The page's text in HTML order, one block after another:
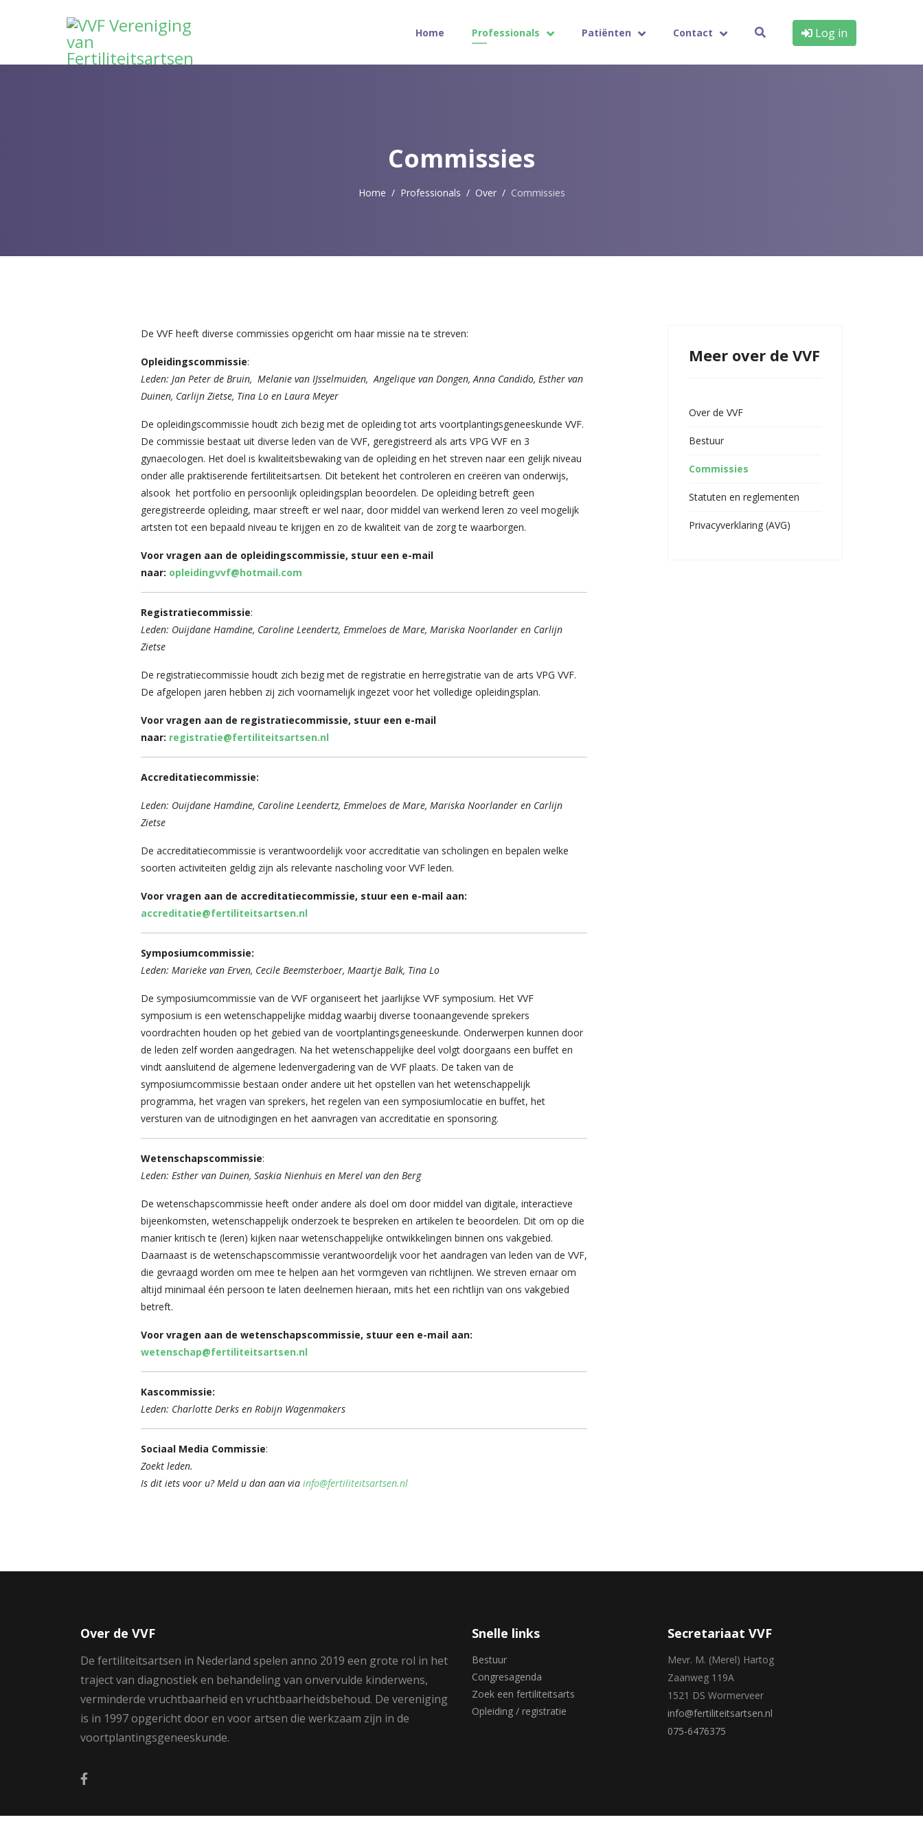
Log in
Home Professionals Patiënten Contact
Commissies
Home Professionals Over Commissies
De VVF heeft diverse commissies opgericht om haar missie na te streven:
Opleidingscommissie:
Leden: Jan Peter de Bruin, Melanie van IJsselmuiden, Angelique van Dongen, Anna Candido, Esther van
Duinen, Carlijn Zietse, Tina Lo en Laura Meyer
De opleidingscommissie houdt zich bezig met de opleiding tot arts voortplantingsgeneeskunde VVF.
De commissie bestaat uit diverse leden van de VVF, geregistreerd als arts VPG VVF en 3
gynaecologen. Het doel is kwaliteitsbewaking van de opleiding en het streven naar een gelijk niveau
onder alle praktiserende fertiliteitsartsen. Dit betekent het controleren en creëren van onderwijs,
alsook het portfolio en persoonlijk opleidingsplan beoordelen. De opleiding betreft geen
geregistreerde opleiding, maar streeft er wel naar, door middel van werkend leren zo veel mogelijk
artsten tot een bepaald niveau te krijgen en zo de kwaliteit van de zorg te waarborgen.
Voor vragen aan de opleidingscommissie, stuur een e-mail
naar: opleidingvvf@hotmail.com
Registratiecommissie:
Leden: Ouijdane Hamdine, Caroline Leendertz, Emmeloes de Mare, Mariska Noorlander en Carlijn
Zietse
De registratiecommissie houdt zich bezig met de registratie en herregistratie van de arts VPG VVF.
De afgelopen jaren hebben zij zich voornamelijk ingezet voor het volledige opleidingsplan.
Voor vragen aan de registratiecommissie, stuur een e-mail
naar: registratie@fertiliteitsartsen.nl
Accreditatiecommissie:
Leden: Ouijdane Hamdine, Caroline Leendertz, Emmeloes de Mare, Mariska Noorlander en Carlijn
Zietse
De accreditatiecommissie is verantwoordelijk voor accreditatie van scholingen en bepalen welke
soorten activiteiten geldig zijn als relevante nascholing voor VVF leden.
Voor vragen aan de accreditatiecommissie, stuur een e-mail aan:
accreditatie@fertiliteitsartsen.nl
Symposiumcommissie:
Leden: Marieke van Erven, Cecile Beemsterboer, Maartje Balk, Tina Lo
De symposiumcommissie van de VVF organiseert het jaarlijkse VVF symposium. Het VVF
symposium is een wetenschappelijke middag waarbij diverse toonaangevende sprekers
voordrachten houden op het gebied van de voortplantingsgeneeskunde. Onderwerpen kunnen door
de leden zelf worden aangedragen. Na het wetenschappelijke deel volgt doorgaans een buffet en
vindt aansluitend de algemene ledenvergadering van de VVF plaats. De taken van de
symposiumcommissie bestaan onder andere uit het opstellen van het wetenschappelijk
programma, het vragen van sprekers, het regelen van een symposiumlocatie en buffet, het
versturen van de uitnodigingen en het aanvragen van accreditatie en sponsoring.
Wetenschapscommissie:
Leden: Esther van Duinen, Saskia Nienhuis en Merel van den Berg
De wetenschapscommissie heeft onder andere als doel om door middel van digitale, interactieve
bijeenkomsten, wetenschappelijk onderzoek te bespreken en artikelen te beoordelen. Dit om op die
manier kritisch te (leren) kijken naar wetenschappelijke ontwikkelingen binnen ons vakgebied.
Daarnaast is de wetenschapscommissie verantwoordelijk voor het aandragen van leden van de VVF,
die gevraagd worden om mee te helpen aan het vormgeven van richtlijnen. We streven ernaar om
altijd minimaal één persoon te laten deelnemen hieraan, mits het een richtlijn van ons vakgebied
betreft.
Voor vragen aan de wetenschapscommissie, stuur een e-mail aan:
wetenschap@fertiliteitsartsen.nl
Kascommissie:
Leden: Charlotte Derks en Robijn Wagenmakers
Sociaal Media Commissie:
Zoekt leden.
Is dit iets voor u? Meld u dan aan via info@fertiliteitsartsen.nl
Meer over de VVF
Over de VVF
Bestuur
Commissies
Statuten en reglementen
Privacyverklaring (AVG)
Over de VVF
De fertiliteitsartsen in Nederland spelen anno 2019 een grote rol in het
traject van diagnostiek en behandeling van onvervulde kinderwens,
verminderde vruchtbaarheid en vruchtbaarheidsbehoud. De vereniging
is in 1997 opgericht door en voor artsen die werkzaam zijn in de
voortplantingsgeneeskunde.
Snelle links
Bestuur
Congresagenda
Zoek een fertiliteitsarts
Opleiding / registratie
Secretariaat VVF
Mevr. M. (Merel) Hartog
Zaanweg 119A
1521 DS Wormerveer
info@fertiliteitsartsen.nl
075-6476375